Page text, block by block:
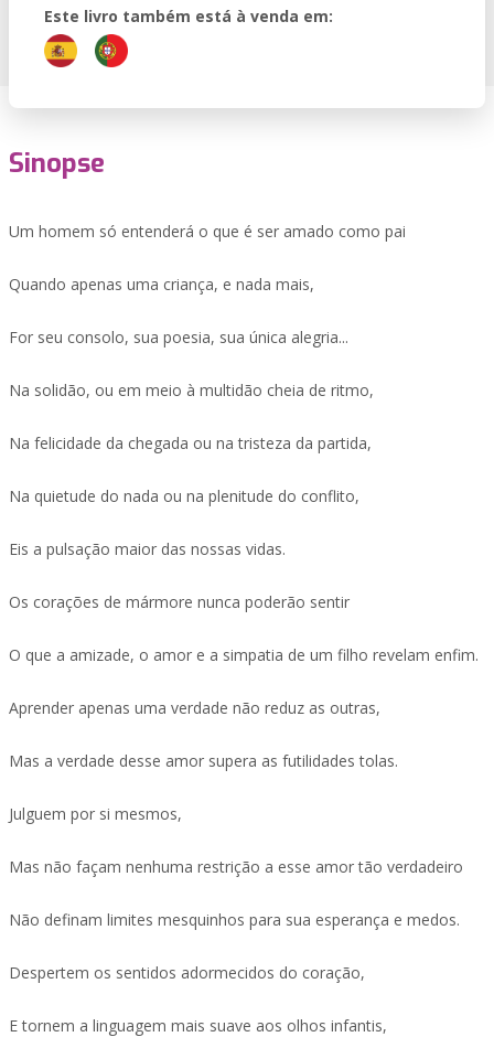
Este livro também está à venda em:
Sinopse
Um homem só entenderá o que é ser amado como pai
Quando apenas uma criança, e nada mais,
For seu consolo, sua poesia, sua única alegria...
Na solidão, ou em meio à multidão cheia de ritmo,
Na felicidade da chegada ou na tristeza da partida,
Na quietude do nada ou na plenitude do conflito,
Eis a pulsação maior das nossas vidas.
Os corações de mármore nunca poderão sentir
O que a amizade, o amor e a simpatia de um filho revelam enfim.
Aprender apenas uma verdade não reduz as outras,
Mas a verdade desse amor supera as futilidades tolas.
Julguem por si mesmos,
Mas não façam nenhuma restrição a esse amor tão verdadeiro
Não definam limites mesquinhos para sua esperança e medos.
Despertem os sentidos adormecidos do coração,
E tornem a linguagem mais suave aos olhos infantis,